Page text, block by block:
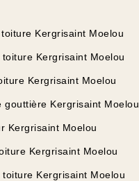
Kergrisaint Moelou
Kergrisaint Moelou
Kergrisaint Moelou
gouttière Kergrisaint Moelou
Kergrisaint Moelou
Kergrisaint Moelou
toiture Kergrisaint Moelou